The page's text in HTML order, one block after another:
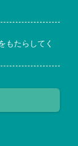
もたらしてく